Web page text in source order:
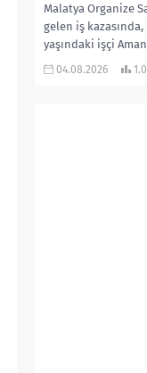
Malatya Organize
gelen iş
yaşındaki işçi
yitirdi. Olayla ilgili...
04.08.2026